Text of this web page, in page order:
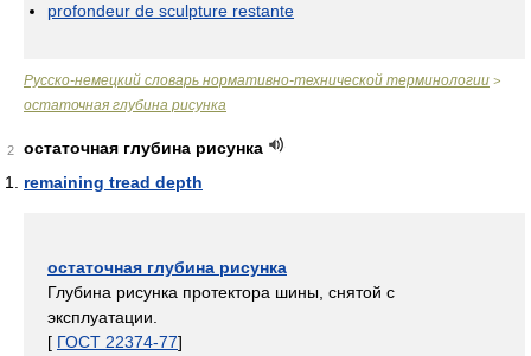
profondeur de sculpture restante
Русско-немецкий словарь нормативно-технической терминологии >
остаточная глубина рисунка
2
остаточная глубина рисунка
remaining tread depth
остаточная глубина рисунка
Глубина рисунка протектора шины, снятой с
эксплуатации.
[ ГОСТ 22374-77]